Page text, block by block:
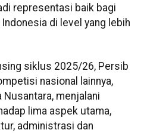
representasi baik bagi
di level yang lebih
siklus 2025/26, Persib
nasional lainnya,
menjalani
lima aspek utama,
administrasi dan